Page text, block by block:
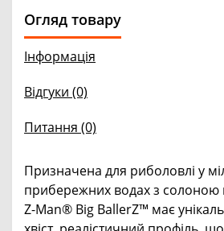
Огляд товару
Інформація
Відгуки (0)
Питання (0)
Призначена для риболовлі у
прибережних водах з
Z-Man® Big BallerZ™ має